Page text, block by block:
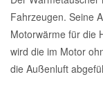
Fahrzeugen. Seine
Motorwärme für die
wird die im Motor
die Außenluft